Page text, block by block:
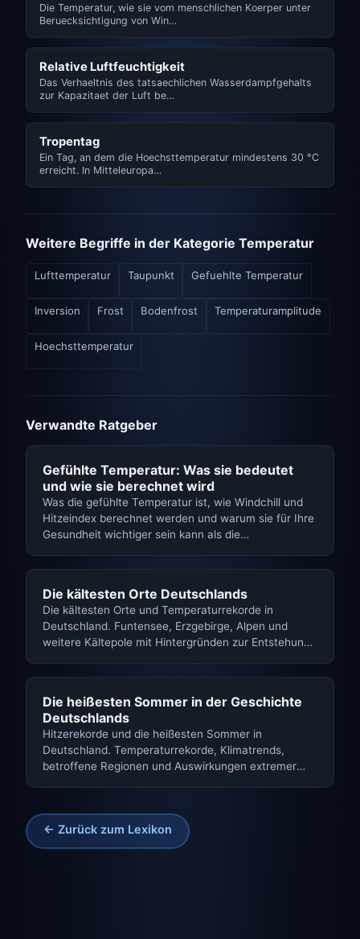
Die Temperatur, wie sie vom menschlichen Koerper unter
Beruecksichtigung von Win…
Relative Luftfeuchtigkeit
Das Verhaeltnis des tatsaechlichen Wasserdampfgehalts
zur Kapazitaet der Luft be…
Tropentag
Ein Tag, an dem die Hoechsttemperatur mindestens 30 °C
erreicht. In Mitteleuropa…
Weitere Begriffe in der Kategorie Temperatur
Lufttemperatur Taupunkt Gefuehlte Temperatur
Inversion Frost Bodenfrost Temperaturamplitude
Hoechsttemperatur
Verwandte Ratgeber
Gefühlte Temperatur: Was sie bedeutet
und wie sie berechnet wird
Was die gefühlte Temperatur ist, wie Windchill und
Hitzeindex berechnet werden und warum sie für Ihre
Gesundheit wichtiger sein kann als die
Die kältesten Orte Deutschlands
Die kältesten Orte und Temperaturrekorde in
Deutschland. Funtensee, Erzgebirge, Alpen und
weitere Kältepole mit Hintergründen zur Entstehung
Die heißesten Sommer in der Geschichte
Deutschlands
Hitzerekorde und die heißesten Sommer in
Deutschland. Temperaturrekorde, Klimatrends,
betroffene Regionen und Auswirkungen extremer
← Zurück zum Lexikon